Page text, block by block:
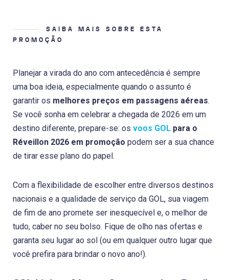
SAIBA MAIS SOBRE ESTA
PROMOÇÃO
Planejar a virada do ano com antecedência é sempre
uma boa ideia, especialmente quando o assunto é
garantir os melhores preços em passagens aéreas.
Se você sonha em celebrar a chegada de 2026 em um
destino diferente, prepare-se: os voos GOL para o
Réveillon 2026 em promoção podem ser a sua chance
de tirar esse plano do papel.
Com a flexibilidade de escolher entre diversos destinos
nacionais e a qualidade de serviço da GOL, sua viagem
de fim de ano promete ser inesquecível e, o melhor de
tudo, caber no seu bolso. Fique de olho nas ofertas e
garanta seu lugar ao sol (ou em qualquer outro lugar que
você prefira para brindar o novo ano!).